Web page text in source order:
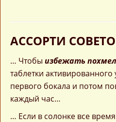
АССОРТИ
… Чтобы избежать
таблетки активированного
первого бокала и потом
каждый час…
… Если в солонке все время